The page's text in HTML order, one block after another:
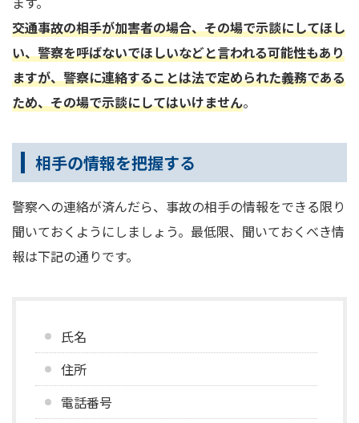
交通事故の相手が加害者の場合、その場で示談にしてほし
い、警察を呼ばないでほしいなどと言われる可能性もあり
ますが、警察に連絡することは法で定められた義務である
ため、その場で示談にしてはいけません。
相手の情報を把握する
警察への連絡が済んだら、事故の相手の情報をできる限り
聞いておくようにしましょう。最低限、聞いておくべき情
報は下記の通りです。
氏名
住所
電話番号